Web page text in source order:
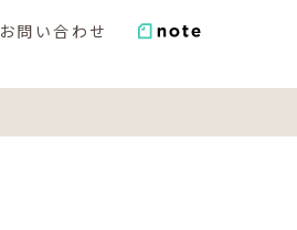
お問い合わせ